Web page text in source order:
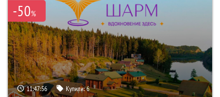
-50%
11:47:55 Купили:6